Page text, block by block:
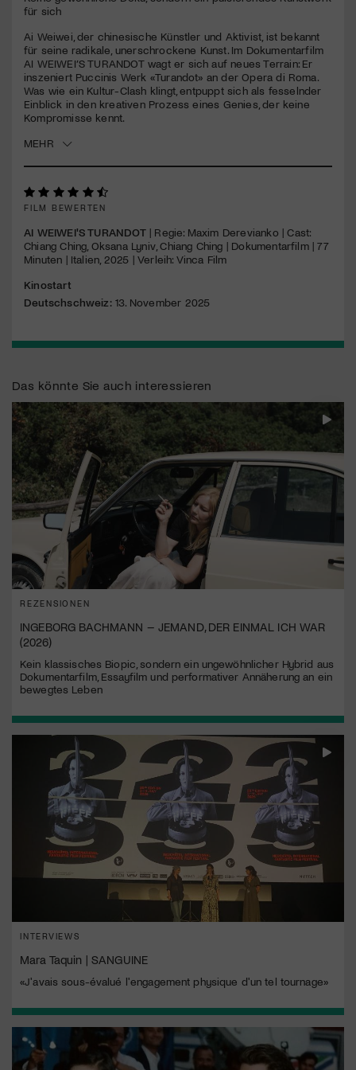
seconds
für sich
Ai Weiwei, der chinesische Künstler und Aktivist, ist bekannt
für seine radikale, unerschrockene Kunst. Im Dokumentarfilm
AI WEIWEI’STURANDOTwagt er sich auf neues Terrain: Er
inszeniert Puccinis Werk «Turandot» an der Opera di Roma.
Was wie ein Kultur-Clash klingt, entpuppt sich als fesselnder
Einblick in den kreativen Prozess eines Genies, der keine
Kompromisse kennt.
MEHR
FILM BEWERTEN
AI WEIWEI'S TURANDOT| Regie: Maxim Derevianko | Cast:
Chiang Ching, Oksana Lyniv, Chiang Ching | Dokumentarfilm | 77
Minuten | Italien, 2025 | Verleih: Vinca Film
Kinostart
Deutschschweiz:13. November 2025
Das könnte Sie auch interessieren
REZENSIONEN
INGEBORG BACHMANN – JEMAND, DER EINMAL ICH WAR
(2026)
Kein klassisches Biopic, sondern ein ungewöhnlicher Hybrid aus
Dokumentarfilm, Essayfilm und performativer Annäherung an ein
bewegtes Leben
INTERVIEWS
Mara Taquin | SANGUINE
«J'avais sous-évalué l'engagement physique d'un tel tournage»
Jetzt Mitglied werden